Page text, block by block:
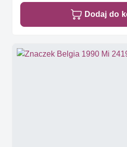
Dodaj do